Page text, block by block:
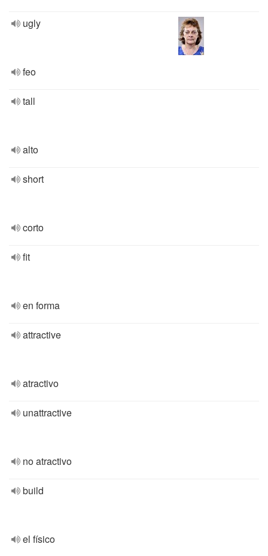
ugly
feo
tall
alto
short
corto
fit
en forma
attractive
atractivo
unattractive
no atractivo
build
el físico